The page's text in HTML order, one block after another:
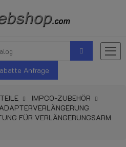
Anfrage
IMPCO-ZUBEHÖR
FÜR VERLÄNGERUNGSARM